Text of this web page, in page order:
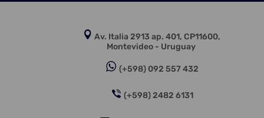
Av. Italia 2913 ap. 401, CP11600,
Montevideo - Uruguay
(+598) 092 557 432
(+598) 2482 6131